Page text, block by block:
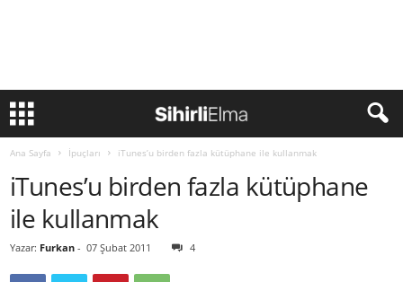
Ana Sayfa İpuçları iTunes’u birden fazla kütüphane ile kullanmak
iTunes’u birden fazla kütüphane
ile kullanmak
Yazar: Furkan - 07 Şubat 2011 4